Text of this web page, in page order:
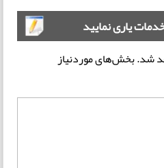
یاری نمایید
شد.بخش‌های موردنیاز